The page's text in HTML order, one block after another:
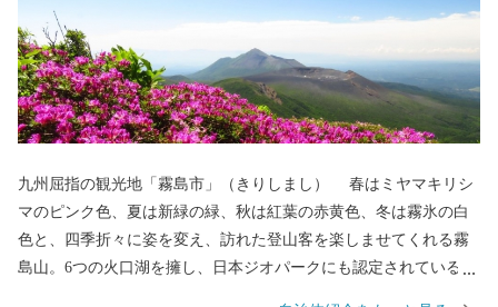
九州屈指の観光地「霧島市」（きりしまし） 春はミヤマキリシ
マのピンク色、夏は新緑の緑、秋は紅葉の赤黄色、冬は霧氷の白
色と、四季折々に姿を変え、訪れた登山客を楽しませてくれる霧
島山。6つの火口湖を擁し、日本ジオパークにも認定されている大